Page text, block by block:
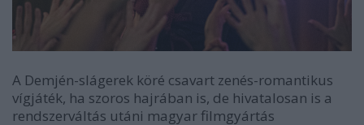
A Demjén-slágerek köré csavart zenés-romantikus
vígjáték, ha szoros hajrában is, de hivatalosan is a
rendszerváltás utáni magyar filmgyártás